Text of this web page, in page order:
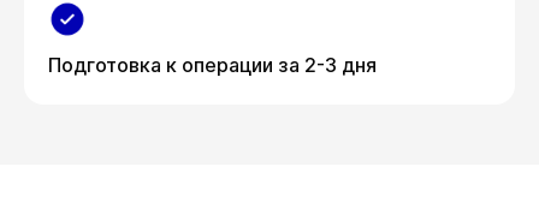
Подготовка к операции за 2-3 дня